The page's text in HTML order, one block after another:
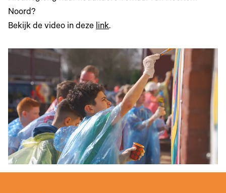
Noord?
Bekijk de video in deze link.